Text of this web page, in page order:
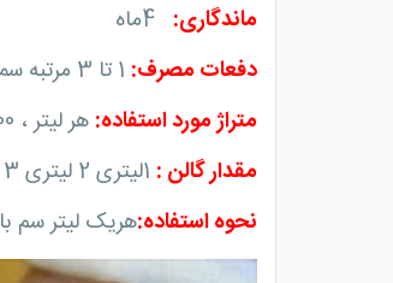
ماندگاری:
4ماه
دفعات مصرف:
1 تا 3 مرتبه سمپاشی با فاصله 1هفته
متراژ مورد استفاده: هر لیتر ، 100 مترمربع را پوشش می دهد
مقدار گالن :
1لیتری 2 لیتری 3 لیتری - 4 لیتری
نحوه استفاده:هریک لیتر سم با 5 تا 20 لیتر آب استفاده شود (وابسته به شرایط لطفا با کارشناسان ما مشورت کنید)